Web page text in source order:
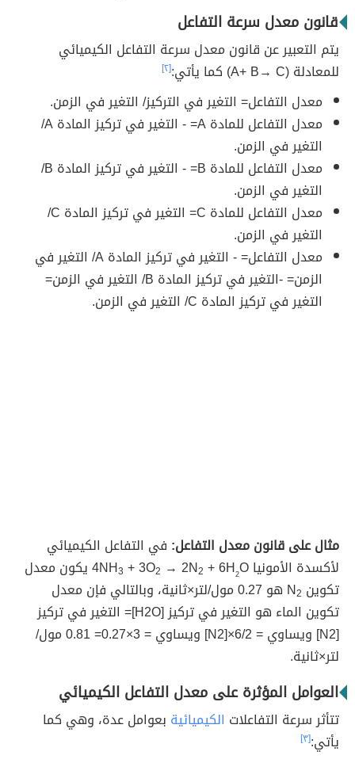
قانون معدل سرعة التفاعل
يتم التعبير عن قانون معدل سرعة التفاعل الكيميائي
للمعادلة (A+ B→ C) كما يأتي:
[٢]
معدل التفاعل= التغير في التركيز/ التغير في الزمن.
معدل التفاعل للمادة A= - التغير في تركيز المادة A/
التغير في الزمن.
معدل التفاعل للمادة B= - التغير في تركيز المادة B/
التغير في الزمن.
معدل التفاعل للمادة C= التغير في تركيز المادة C/
التغير في الزمن.
معدل التفاعل= - التغير في تركيز المادة A/ التغير في
الزمن= -التغير في تركيز المادة B/ التغير في الزمن=
التغير في تركيز المادة C/ التغير في الزمن.
مثال على قانون معدل التفاعل: في التفاعل الكيميائي
لأكسدة الأمونيا 4NH
3 + 3O2 → 2N2 + 6H2
O يكون معدل
تكوين N 2
هو 0.27 مول/لتر×ثانية، وبالتالي فإن معدل
تكوين الماء هو التغير في تركيز [H2O]= التغير في تركيز
[N2] ويساوي = 6/2×[N2] ويساوي = 3×0.27= 0.81 مول/
لتر×ثانية.
العوامل المؤثرة على معدل التفاعل الكيميائي
تتأثر سرعة التفاعلات الكيميائية بعوامل عدة، وهي كما
يأتي:[٣]